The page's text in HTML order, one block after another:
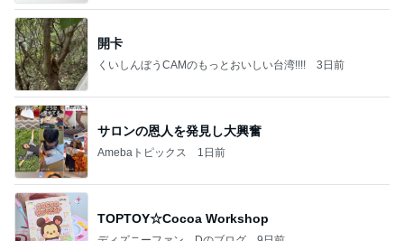
開卡
くいしんぼうCAMのもっとおいしい台湾!!!! 3日前
サロンの恩人を発見し大興奮
Amebaトピックス 1日前
TOPTOY☆Cocoa Workshop